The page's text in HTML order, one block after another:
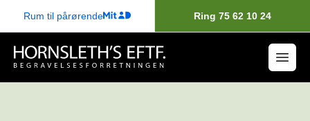
Rum til pårørende Ring 75 62 10 24